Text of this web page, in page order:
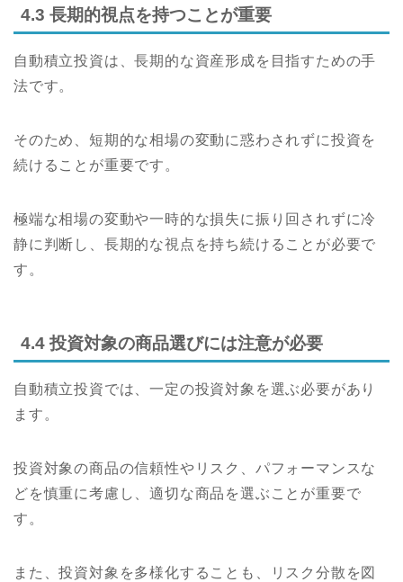
4.3 長期的視点を持つことが重要
自動積立投資は、長期的な資産形成を目指すための手
法です。
そのため、短期的な相場の変動に惑わされずに投資を
続けることが重要です。
極端な相場の変動や一時的な損失に振り回されずに冷
静に判断し、長期的な視点を持ち続けることが必要で
す。
4.4 投資対象の商品選びには注意が必要
自動積立投資では、一定の投資対象を選ぶ必要があり
ます。
投資対象の商品の信頼性やリスク、パフォーマンスな
どを慎重に考慮し、適切な商品を選ぶことが重要で
す。
また、投資対象を多様化することも、リスク分散を図